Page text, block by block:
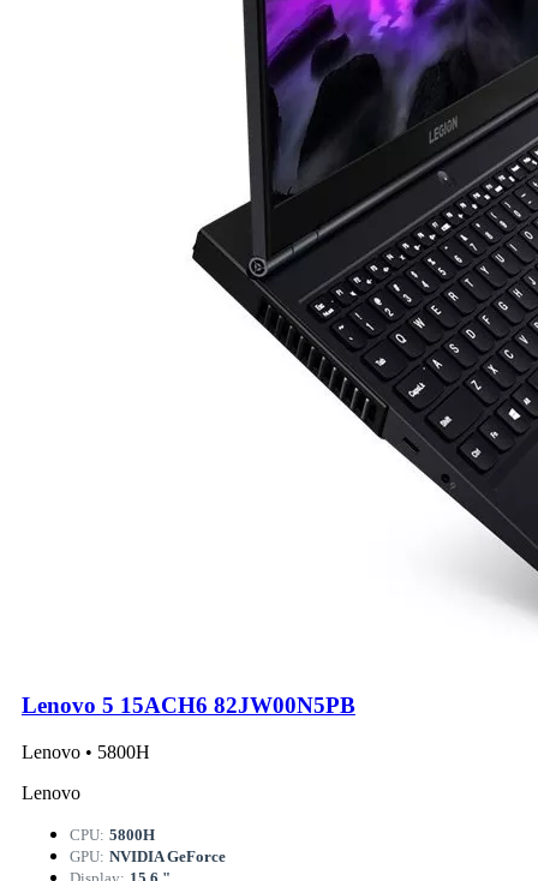
Lenovo 5 15ACH6 82JW00N5PB
Lenovo • 5800H
Lenovo
CPU: 5800H
GPU: NVIDIA GeForce